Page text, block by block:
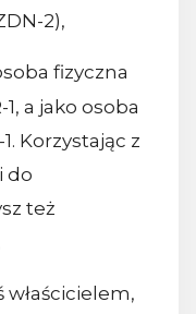
2),
fizyczna
a jako osoba
Korzystając z
do
też
właścicielem,